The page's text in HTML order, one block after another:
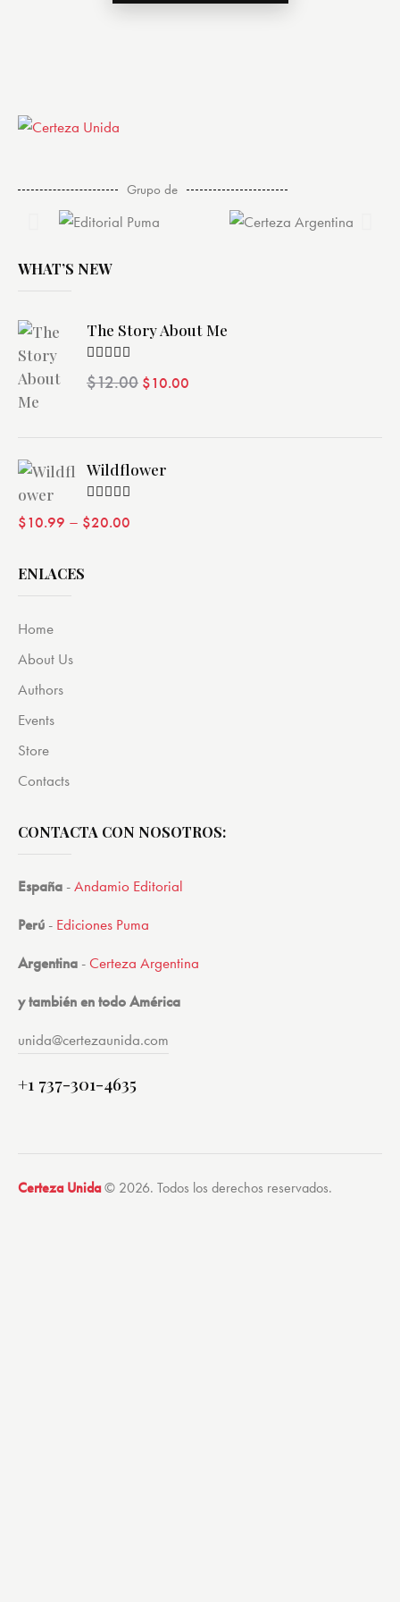
Grupo de
WHAT’S NEW
The Story About Me
Valorado
con4.00
$12.00 $10.00
Wildflower
con4.00
$10.99 – $20.00
ENLACES
Home
About Us
Authors
Events
Store
Contacts
CONTACTA CON NOSOTROS:
España -Andamio Editorial
Perú - Ediciones Puma
Argentina -Certeza Argentina
y también en todo América
unida@certezaunida.com
+1 737-301-4635
Certeza Unida© 2026. Todos los derechos reservados.